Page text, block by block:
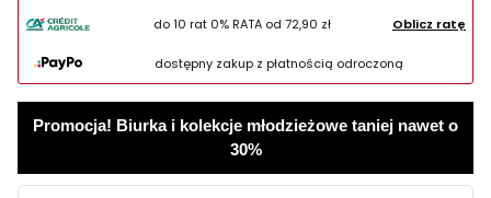
do 10 rat 0% RATA od 72,90 zł Oblicz ratę
dostępny zakup z płatnością odroczoną
Promocja! Biurka i kolekcje młodzieżowe taniej nawet o
30%